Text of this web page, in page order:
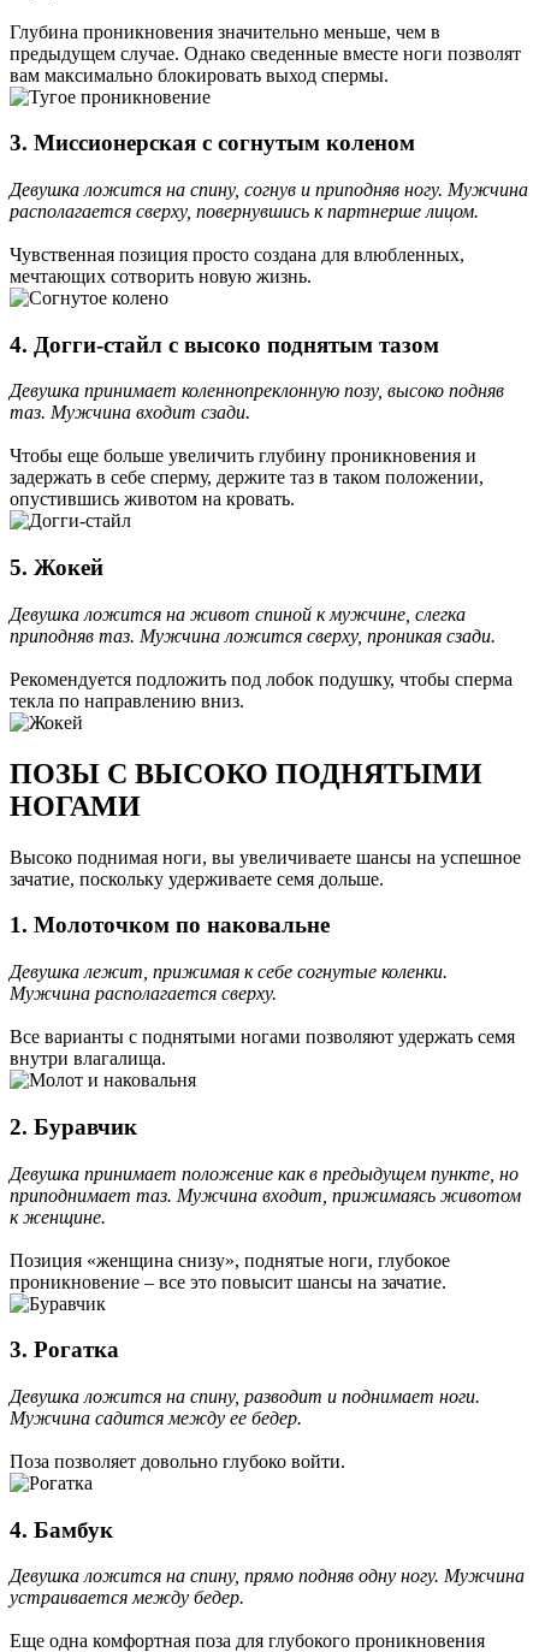
Глубина проникновения значительно меньше, чем в
предыдущем случае. Однако сведенные вместе ноги позволят
вам максимально блокировать выход спермы.
3. Миссионерская с согнутым коленом
Девушка ложится на спину, согнув и приподняв ногу. Мужчина
располагается сверху, повернувшись к партнерше лицом.
Чувственная позиция просто создана для влюбленных,
мечтающих сотворить новую жизнь.
4. Догги-стайл с высоко поднятым тазом
Девушка принимает коленнопреклонную позу, высоко подняв
таз. Мужчина входит сзади.
Чтобы еще больше увеличить глубину проникновения и
задержать в себе сперму, держите таз в таком положении,
опустившись животом на кровать.
5. Жокей
Девушка ложится на живот спиной к мужчине, слегка
приподняв таз. Мужчина ложится сверху, проникая сзади.
Рекомендуется подложить под лобок подушку, чтобы сперма
текла по направлению вниз.
ПОЗЫ С ВЫСОКО ПОДНЯТЫМИ
НОГАМИ
Высоко поднимая ноги, вы увеличиваете шансы на успешное
зачатие, поскольку удерживаете семя дольше.
1. Молоточком по наковальне
Девушка лежит, прижимая к себе согнутые коленки.
Мужчина располагается сверху.
Все варианты с поднятыми ногами позволяют удержать семя
внутри влагалища.
2. Буравчик
Девушка принимает положение как в предыдущем пункте, но
приподнимает таз. Мужчина входит, прижимаясь животом
к женщине.
Позиция «женщина снизу», поднятые ноги, глубокое
проникновение – все это повысит шансы на зачатие.
3. Рогатка
Девушка ложится на спину, разводит и поднимает ноги.
Мужчина садится между ее бедер.
Поза позволяет довольно глубоко войти.
4. Бамбук
Девушка ложится на спину, прямо подняв одну ногу. Мужчина
устраивается между бедер.
Еще одна комфортная поза для глубокого проникновения